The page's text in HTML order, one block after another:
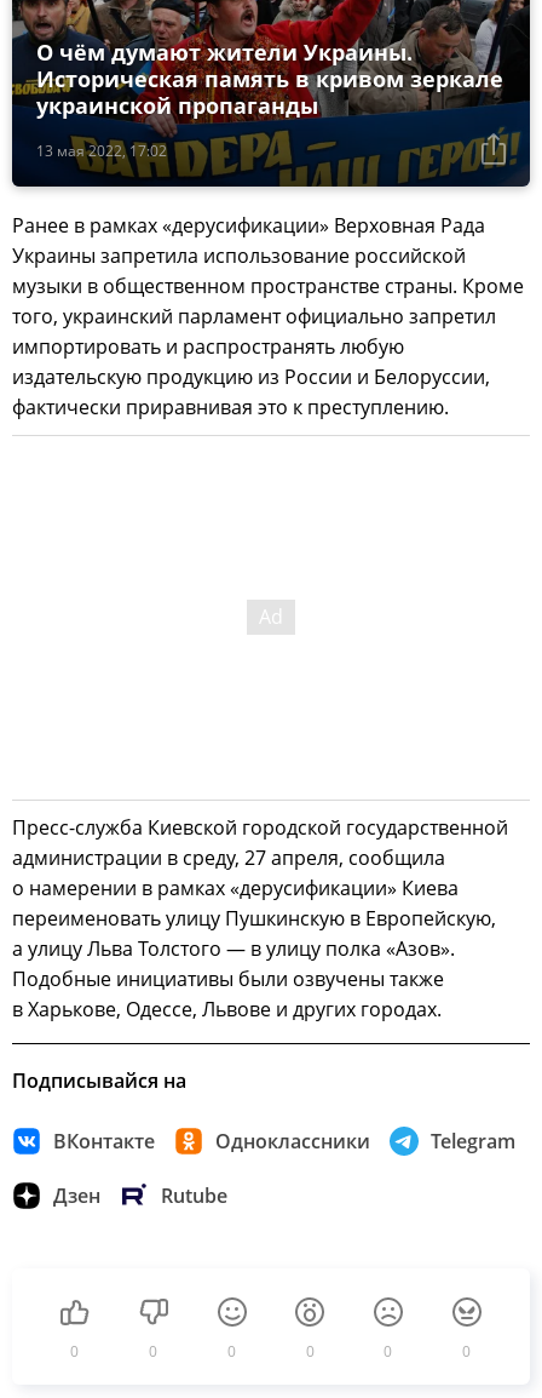
13 мая 2022, 17:02
О чём думают жители Украины.
Историческая память в кривом зеркале
украинской пропаганды
Ранее в рамках «дерусификации» Верховная Рада
Украины запретила использование российской
музыки в общественном пространстве страны. Кроме
того, украинский парламент официально запретил
импортировать и распространять любую
издательскую продукцию из России и Белоруссии,
фактически приравнивая это к преступлению.
Пресс-служба Киевской городской государственной
администрации в среду, 27 апреля, сообщила
о намерении в рамках «дерусификации» Киева
переименовать улицу Пушкинскую в Европейскую,
а улицу Льва Толстого — в улицу полка «Азов».
Подобные инициативы были озвучены также
в Харькове, Одессе, Львове и других городах.
Подписывайся на
ВКонтакте Одноклассники Telegram
Дзен Rutube
0 0 0 0 0 0